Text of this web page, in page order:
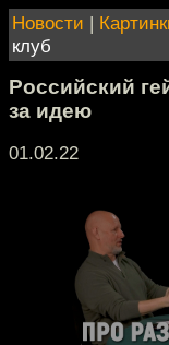
Новости |
клуб
Российский
за идею
01.02.22